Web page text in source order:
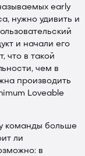
early
нужно удивить и
и начали его
что в такой
чем в
производить
Loveable
у команды больше
ли
в